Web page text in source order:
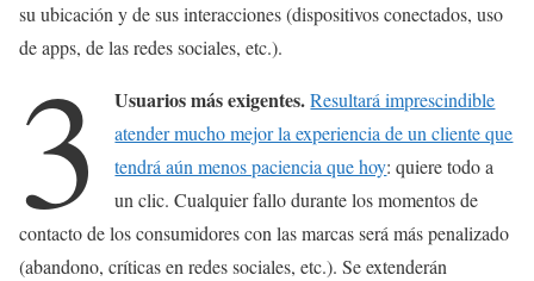
su ubicación y de sus interacciones (dispositivos conectados, uso
de apps, de las redes sociales, etc.).
3 Usuarios más exigentes.Resultará imprescindible
atender mucho mejor la experiencia de un cliente que
tendrá aún menos paciencia que hoy: quiere todo a
un clic. Cualquier fallo durante los momentos de
contacto de los consumidores con las marcas será más penalizado
(abandono, críticas en redes sociales, etc.). Se extenderán